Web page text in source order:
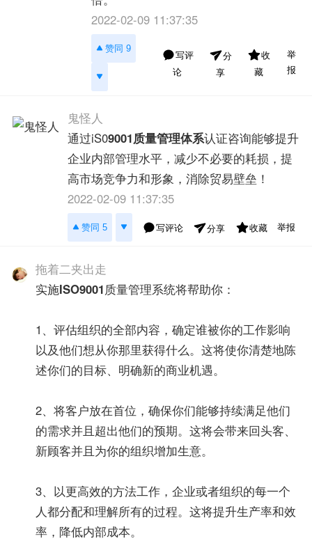
2022-02-09 11:37:35
赞同 9
写评
论
分
享
收
藏
举
报
鬼怪人
通过iS09001质量管理体系认证咨询能够提升
企业内部管理水平，减少不必要的耗损，提
高市场竞争力和形象，消除贸易壁垒！
2022-02-09 11:37:35
赞同 5 写评论 分享 收藏 举报
拖着二夹出走
实施ISO9001质量管理系统将帮助你：
1、评估组织的全部内容，确定谁被你的工作影响
以及他们想从你那里获得什么。这将使你清楚地陈
述你们的目标、明确新的商业机遇。
2、将客户放在首位，确保你们能够持续满足他们
的需求并且超出他们的预期。这将会带来回头客、
新顾客并且为你的组织增加生意。
3、以更高效的方法工作，企业或者组织的每一个
人都分配和理解所有的过程。这将提升生产率和效
率，降低内部成本。